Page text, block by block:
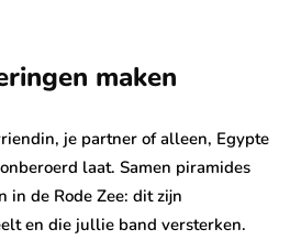
maken
je partner of alleen, Egypte
laat. Samen piramides
in de Rode Zee: dit zijn
en die jullie band versterken.